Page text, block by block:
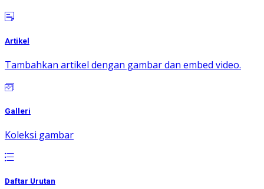
Artikel
Tambahkan artikel dengan gambar dan embed video.
Galleri
Koleksi gambar
Daftar Urutan